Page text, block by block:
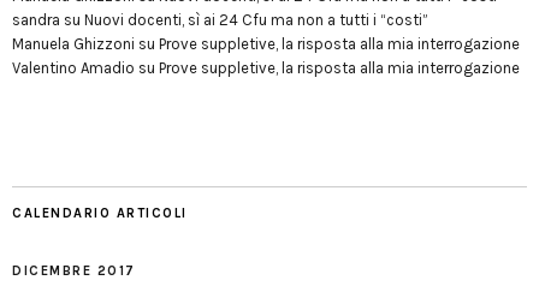
sandra su Nuovi docenti, sì ai 24 Cfu ma non a tutti i “costi”
Manuela Ghizzoni su Prove suppletive, la risposta alla mia interrogazione
Valentino Amadio su Prove suppletive, la risposta alla mia interrogazione
CALENDARIO ARTICOLI
DICEMBRE 2017